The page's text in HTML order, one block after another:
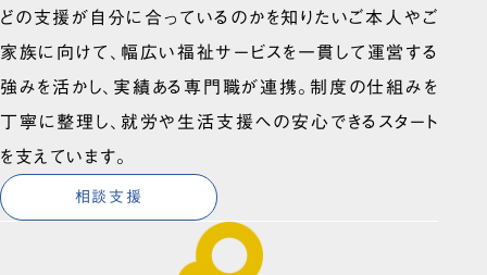
どの支援が自分に合っているのかを知りたいご本人やご
家族に向けて、幅広い福祉サービスを一貫して運営する
強みを活かし、実績ある専門職が連携。制度の仕組みを
丁寧に整理し、就労や生活支援への安心できるスタート
を支えています。
相談支援